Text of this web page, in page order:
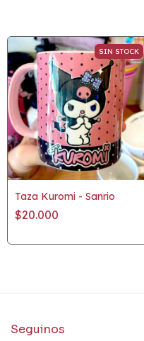
SIN STOCK
Taza Kuromi - Sanrio
$20.000
Seguinos